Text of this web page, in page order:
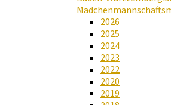
2026
2025
2024
2023
2022
2020
2019